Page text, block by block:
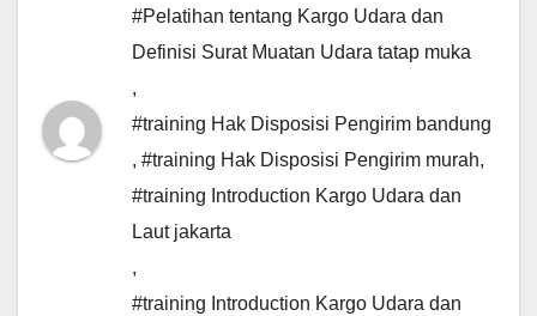
#Pelatihan tentang Kargo Udara dan
Definisi Surat Muatan Udara tatap muka
,
#training Hak Disposisi Pengirim bandung
, #training Hak Disposisi Pengirim murah,
#training Introduction Kargo Udara dan
Laut jakarta
,
#training Introduction Kargo Udara dan